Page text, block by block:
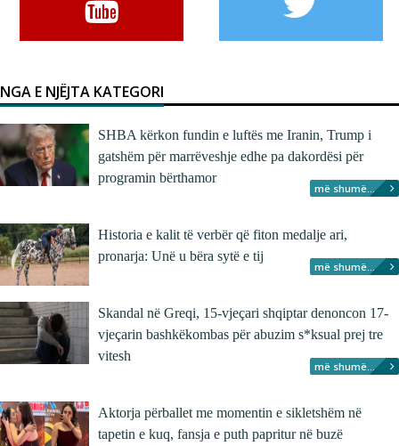
NGA E NJËJTA KATEGORI
SHBA kërkon fundin e luftës me Iranin, Trump i
gatshëm për marrëveshje edhe pa dakordësi për
programin bërthamor
më shumë...
Historia e kalit të verbër që fiton medalje ari,
pronarja: Unë u bëra sytë e tij
më shumë...
Skandal në Greqi, 15-vjeçari shqiptar denoncon 17-
vjeçarin bashkëkombas për abuzim s*ksual prej tre
vitesh
më shumë...
Aktorja përballet me momentin e sikletshëm në
tapetin e kuq, fansja e puth papritur në buzë